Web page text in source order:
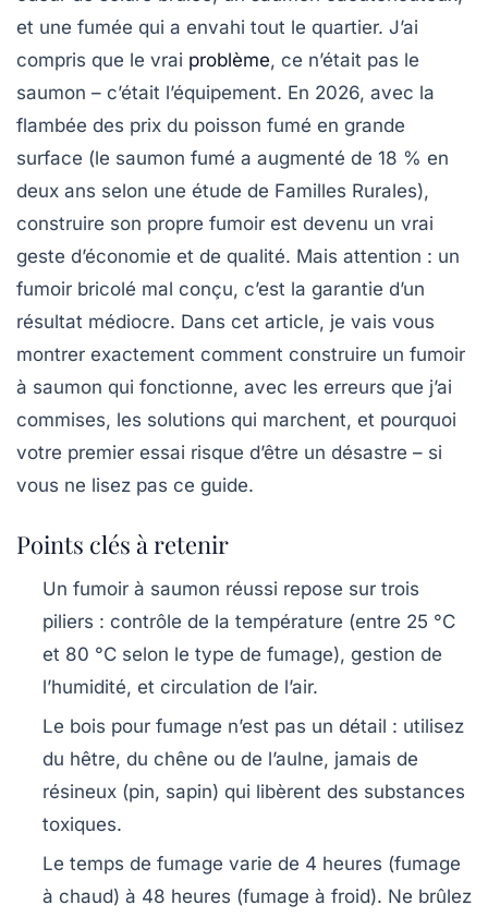
et une fumée qui a envahi tout le quartier. J’ai
compris que le vrai problème, ce n’était pas le
saumon – c’était l’équipement. En 2026, avec la
flambée des prix du poisson fumé en grande
surface (le saumon fumé a augmenté de 18 % en
deux ans selon une étude de Familles Rurales),
construire son propre fumoir est devenu un vrai
geste d’économie et de qualité. Mais attention : un
fumoir bricolé mal conçu, c’est la garantie d’un
résultat médiocre. Dans cet article, je vais vous
montrer exactement comment construire un fumoir
à saumon qui fonctionne, avec les erreurs que j’ai
commises, les solutions qui marchent, et pourquoi
votre premier essai risque d’être un désastre – si
vous ne lisez pas ce guide.
Points clés à retenir
Un fumoir à saumon réussi repose sur trois
piliers : contrôle de la température (entre 25 °C
et 80 °C selon le type de fumage), gestion de
l’humidité, et circulation de l’air.
Le bois pour fumage n’est pas un détail : utilisez
du hêtre, du chêne ou de l’aulne, jamais de
résineux (pin, sapin) qui libèrent des substances
toxiques.
Le temps de fumage varie de 4 heures (fumage
à chaud) à 48 heures (fumage à froid). Ne brûlez